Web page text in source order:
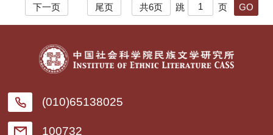
下一页
尾页 共6页 跳 页
(010)65138025
100732